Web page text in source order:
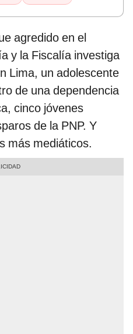
agredido en el
y la Fiscalía investiga
Lima, un adolescente
de una dependencia
cinco jóvenes
de la PNP. Y
más mediáticos.